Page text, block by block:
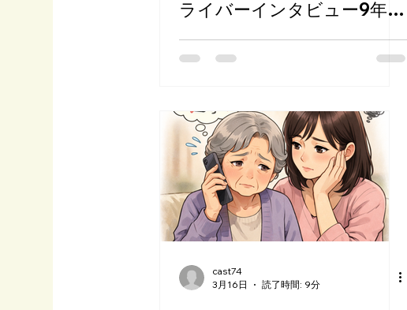
ライバーインタビュー9年目
cast74
3月16日
読了時間: 9分